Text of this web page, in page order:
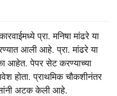
प्रा. मनिषा मांढरे या
आली आहे. प्रा. मांढरे या
आहेत. पेपर सेट करण्याच्या
होता. प्राथमिक चौकशीनंतर
अटक केली आहे.